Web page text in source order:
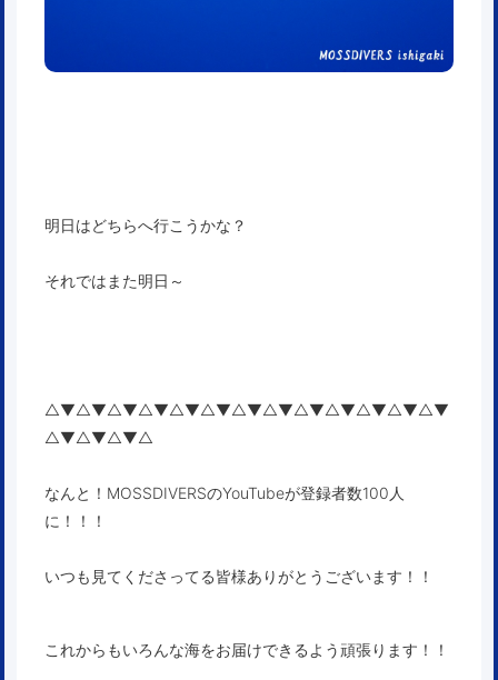
明日はどちらへ行こうかな？
それではまた明日～
△▼△▼△▼△▼△▼△▼△▼△▼△▼△▼△▼△▼△▼
△▼△▼△▼△
なんと！MOSSDIVERSのYouTubeが登録者数100人
に！！！
いつも見てくださってる皆様ありがとうございます！！
これからもいろんな海をお届けできるよう頑張ります！！